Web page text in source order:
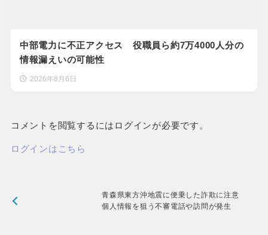
中部電力に不正アクセス 役職員ら約7万4000人分の
情報漏えいの可能性
2026年8月6日
コメントを閲覧するにはログインが必要です。
ログインはこちら
青森県東方沖地震に便乗した詐欺に注意
個人情報を狙う不審電話や訪問が発生